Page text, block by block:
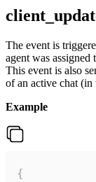
The event is
agent was
This event is also
of an active chat
Example
{